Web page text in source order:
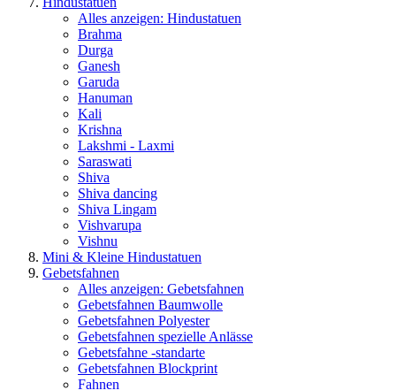
Alles anzeigen: Hindustatuen
Brahma
Durga
Ganesh
Garuda
Hanuman
Kali
Krishna
Lakshmi - Laxmi
Saraswati
Shiva
Shiva dancing
Shiva Lingam
Vishvarupa
Vishnu
Mini & Kleine Hindustatuen
Gebetsfahnen
Alles anzeigen: Gebetsfahnen
Gebetsfahnen Baumwolle
Gebetsfahnen Polyester
Gebetsfahnen spezielle Anlässe
Gebetsfahne -standarte
Gebetsfahnen Blockprint
Fahnen